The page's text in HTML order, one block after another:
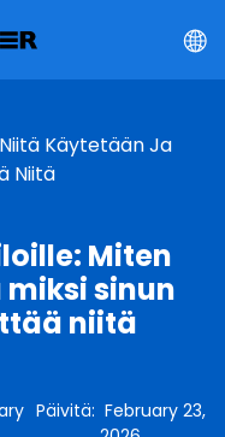
Käytetään Ja
Niitä
Miten
sinun
niitä
Päivitä: February 23,